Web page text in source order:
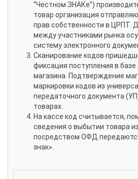
“Честном ЗНАКе”)
товар организация
прав собственности в ЦРПТ.
между участниками рынка
систему электронного
Сканирование кодов
фиксация поступления в базе
магазина. Подтверждение
маркировки кодов из
передаточного документа
товарах.
На кассе код считывается,
сведения о выбытии товара
посредством ОФД
знак».